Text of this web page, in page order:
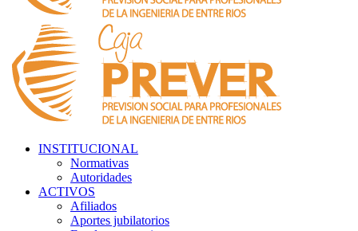
INSTITUCIONAL
Normativas
Autoridades
ACTIVOS
Afiliados
Aportes jubilatorios